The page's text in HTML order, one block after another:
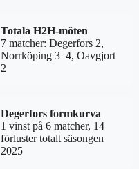
Totala H2H-möten
7 matcher: Degerfors 2,
Norrköping 3–4, Oavgjort
2
Degerfors formkurva
1 vinst på 6 matcher, 14
förluster totalt säsongen
2025